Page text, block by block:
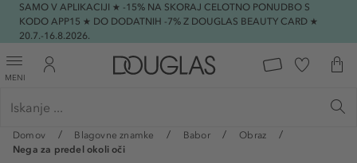
SAMO V APLIKACIJI ★ -15% NA SKORAJ CELOTNO PONUDBO S
KODO APP15 ★ DO DODATNIH -7% Z DOUGLAS BEAUTY CARD ★
20.7.-16.8.2026.
MENI
Domov Blagovne znamke Babor
Obraz
Nega za predel okoli oči